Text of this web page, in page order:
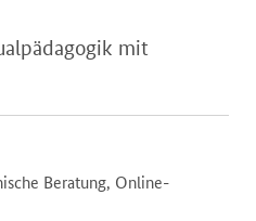
mit
Beratung, Online-